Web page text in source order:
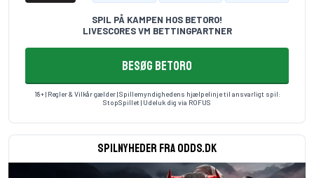
SPIL PÅ KAMPEN HOS BETORO!
LIVESCORES VM BETTINGPARTNER
BESØG BETORO
18+ | Regler & Vilkår gælder | Spillemyndighedens hjælpelinje til ansvarligt spil:
StopSpillet | Udeluk dig via ROFUS
Spilnyheder fra odds.dk